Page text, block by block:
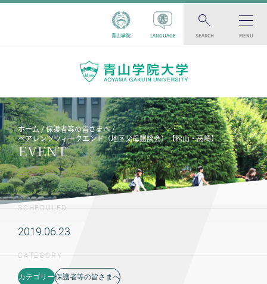
青山学院 LANGUAGE SEARCH MENU
ホーム
保護者等の皆さまへ
ペアレンツウィークエンド（地区父母懇談会）【松山・高崎】
EVENT
SCHEDULED
2019.06.23
CATEGORY
カテゴリー 保護者等の皆さまへ